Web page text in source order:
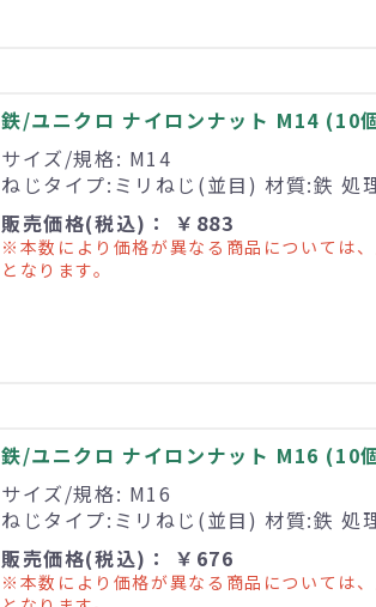
鉄/ユニクロ ナイロンナット M14 (10
サイズ/規格: M14
ねじタイプ:ミリねじ(並目) 材質:鉄 処
販売価格(税込)： ￥883
※本数により価格が異なる商品については
となります。
鉄/ユニクロ ナイロンナット M16 (10
サイズ/規格: M16
ねじタイプ:ミリねじ(並目) 材質:鉄 処
販売価格(税込)： ￥676
※本数により価格が異なる商品については